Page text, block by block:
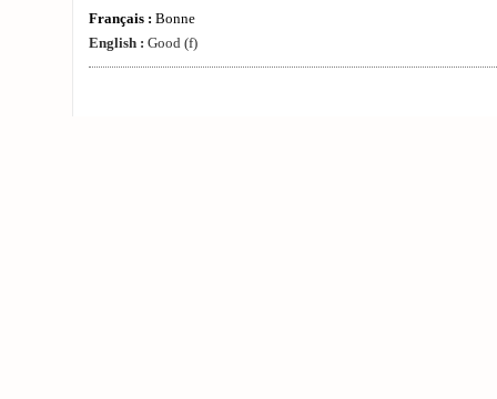
Français : Bonne
English : Good (f)